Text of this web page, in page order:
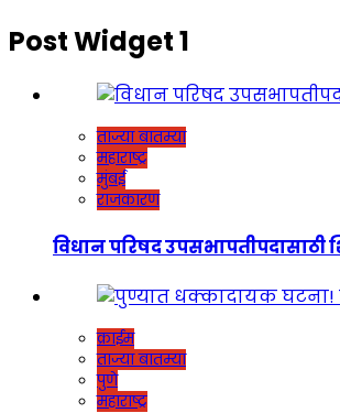
Post Widget 1
ताज्या बातम्या
महाराष्ट्र
मुंबई
राजकारण
विधान परिषद उपसभापतीपदासाठी
क्राईम
ताज्या बातम्या
पुणे
महाराष्ट्र